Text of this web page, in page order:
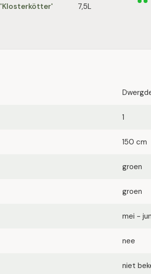
'Klosterkötter'
7,5L
1
150 cm
groen
groen
mei -
nee
niet